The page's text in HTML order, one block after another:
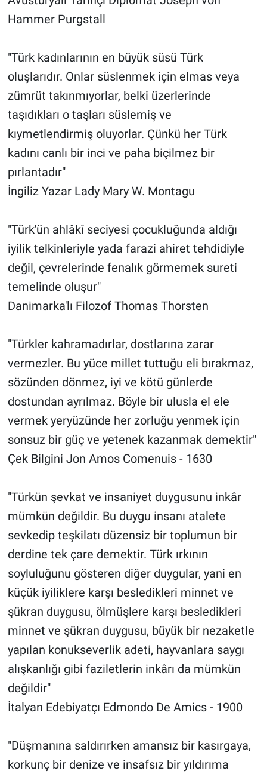
Hammer Purgstall
"Türk kadınlarının en büyük süsü Türk
oluşlarıdır. Onlar süslenmek için elmas veya
zümrüt takınmıyorlar, belki üzerlerinde
taşıdıkları o taşları süslemiş ve
kıymetlendirmiş oluyorlar. Çünkü her Türk
kadını canlı bir inci ve paha biçilmez bir
pırlantadır"
İngiliz Yazar Lady Mary W. Montagu
"Türk'ün ahlâkî seciyesi çocukluğunda aldığı
iyilik telkinleriyle yada farazi ahiret tehdidiyle
değil, çevrelerinde fenalık görmemek sureti
temelinde oluşur"
Danimarka'lı Filozof Thomas Thorsten
"Türkler kahramadırlar, dostlarına zarar
vermezler. Bu yüce millet tuttuğu eli bırakmaz,
sözünden dönmez, iyi ve kötü günlerde
dostundan ayrılmaz. Böyle bir ulusla el ele
vermek yeryüzünde her zorluğu yenmek için
sonsuz bir güç ve yetenek kazanmak demektir"
Çek Bilgini Jon Amos Comenuis - 1630
"Türkün şevkat ve insaniyet duygusunu inkâr
mümkün değildir. Bu duygu insanı atalete
sevkedip teşkilatı düzensiz bir toplumun bir
derdine tek çare demektir. Türk ırkının
soyluluğunu gösteren diğer duygular, yani en
küçük iyiliklere karşı besledikleri minnet ve
şükran duygusu, ölmüşlere karşı besledikleri
minnet ve şükran duygusu, büyük bir nezaketle
yapılan konukseverlik adeti, hayvanlara saygı
alışkanlığı gibi faziletlerin inkârı da mümkün
değildir"
İtalyan Edebiyatçı Edmondo De Amics - 1900
"Düşmanına saldırırken amansız bir kasırgaya,
korkunç bir denize ve insafsız bir yıldırıma